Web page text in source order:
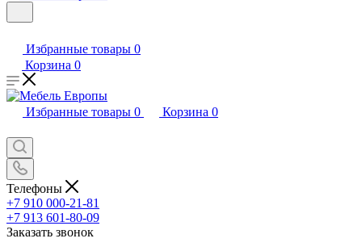
Избранные товары 0
Корзина 0
Избранные товары 0 Корзина 0
Телефоны
+7 910 000-21-81
+7 913 601-80-09
Заказать звонок